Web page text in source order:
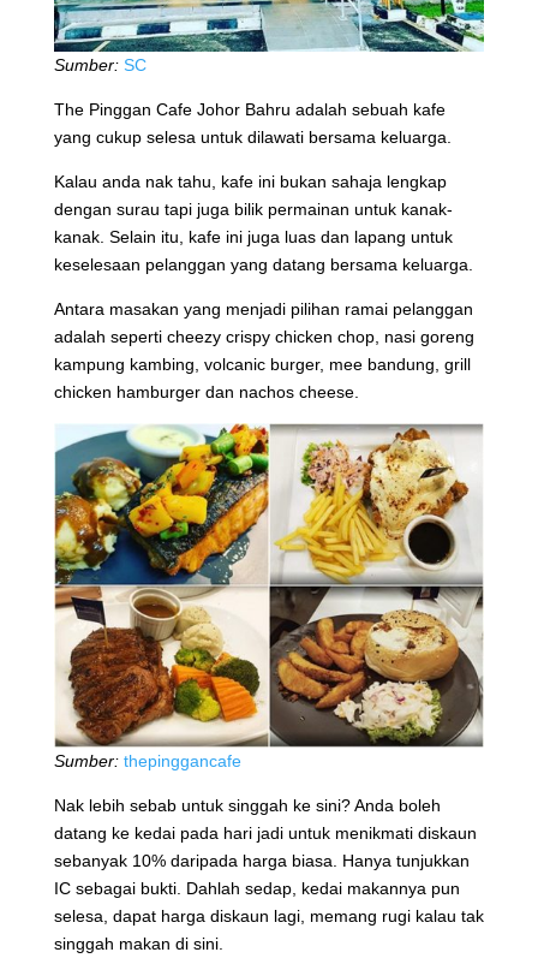
Sumber: SC
The Pinggan Cafe Johor Bahru adalah sebuah kafe
yang cukup selesa untuk dilawati bersama keluarga.
Kalau anda nak tahu, kafe ini bukan sahaja lengkap
dengan surau tapi juga bilik permainan untuk kanak-
kanak. Selain itu, kafe ini juga luas dan lapang untuk
keselesaan pelanggan yang datang bersama keluarga.
Antara masakan yang menjadi pilihan ramai pelanggan
adalah seperti cheezy crispy chicken chop, nasi goreng
kampung kambing, volcanic burger, mee bandung, grill
chicken hamburger dan nachos cheese.
Sumber: thepinggancafe
Nak lebih sebab untuk singgah ke sini? Anda boleh
datang ke kedai pada hari jadi untuk menikmati diskaun
sebanyak 10% daripada harga biasa. Hanya tunjukkan
IC sebagai bukti. Dahlah sedap, kedai makannya pun
selesa, dapat harga diskaun lagi, memang rugi kalau tak
singgah makan di sini.